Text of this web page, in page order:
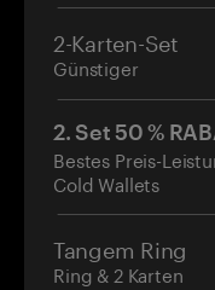
2-Karten-Set
Günstiger
2. Set 50 %
Bestes Preis-
Cold Wallets
Tangem Ring
Ring & 2 Karten